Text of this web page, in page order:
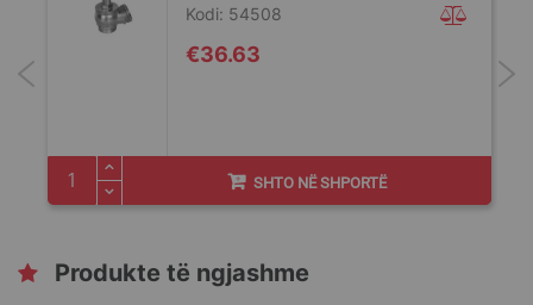
€36.63
Kodi: 54508
SHTO NË SHPORTË
Produkte të ngjashme